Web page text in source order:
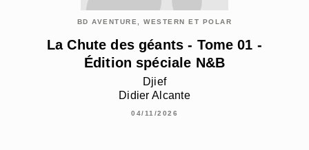
BD AVENTURE, WESTERN ET POLAR
La Chute des géants - Tome 01 -
Édition spéciale N&B
Djief
Didier Alcante
04/11/2026